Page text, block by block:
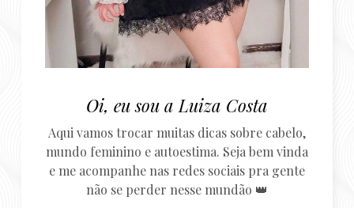
Oi, eu sou a Luiza Costa
Aqui vamos trocar muitas dicas sobre cabelo,
mundo feminino e autoestima. Seja bem vinda
e me acompanhe nas redes sociais pra gente
não se perder nesse mundão 👑